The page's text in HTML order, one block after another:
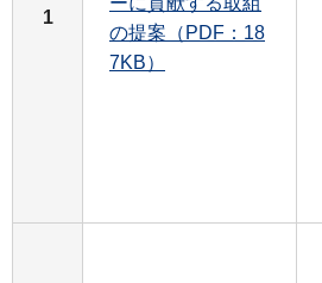
1
の提案（PDF：18
7KB）